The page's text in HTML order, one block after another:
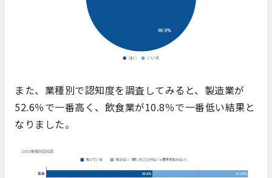
また、業種別で認知度を調査してみると、製造業が
52.6％で一番高く、飲食業が10.8％で一番低い結果と
なりました。